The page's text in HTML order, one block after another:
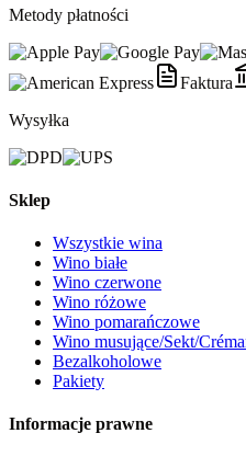
Metody płatności
Faktura
Wysyłka
Sklep
Wszystkie wina
Wino białe
Wino czerwone
Wino różowe
Wino pomarańczowe
Wino musujące/Sekt/
Bezalkoholowe
Pakiety
Informacje prawne